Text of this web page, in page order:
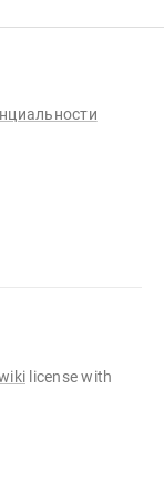
license with